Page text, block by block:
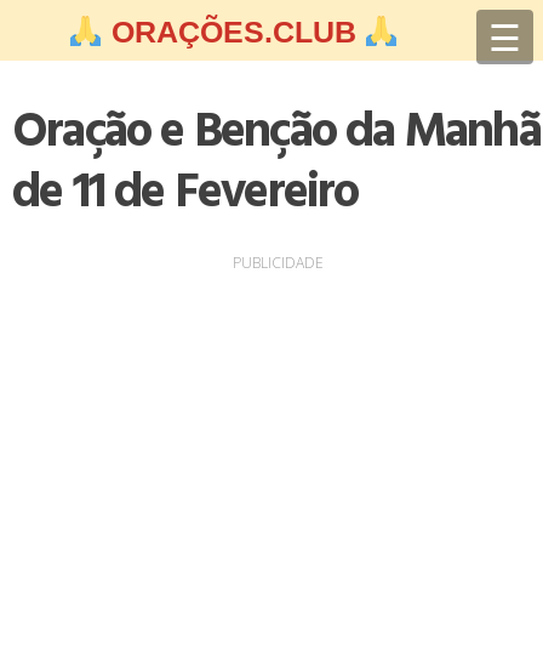
ORAÇÕES.CLUB ☰
Oração e Benção da Manhã
de 11 de Fevereiro
PUBLICIDADE